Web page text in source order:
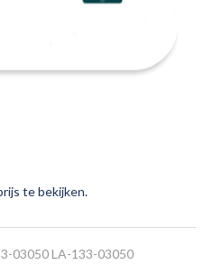
te bekijken.
03050 LA-133-03050